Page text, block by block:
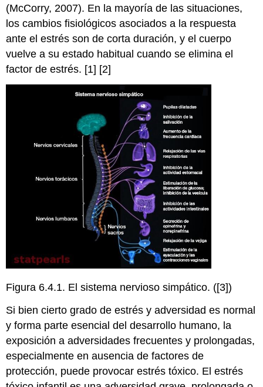
(McCorry, 2007). En la mayoría de las situaciones,
los cambios fisiológicos asociados a la respuesta
ante el estrés son de corta duración, y el cuerpo
vuelve a su estado habitual cuando se elimina el
factor de estrés. [1] [2]
Figura 6.4.1. El sistema nervioso simpático. ([3])
Si bien cierto grado de estrés y adversidad es normal
y forma parte esencial del desarrollo humano, la
exposición a adversidades frecuentes y prolongadas,
especialmente en ausencia de factores de
protección, puede provocar estrés tóxico. El estrés